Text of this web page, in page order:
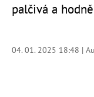
palčivá a
04. 01. 2025 18:48 |